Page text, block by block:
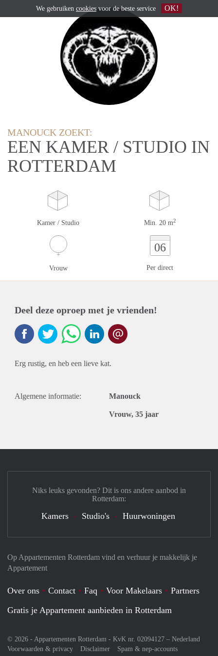
MANOUCK ZOEKT:
EEN KAMER / STUDIO IN
ROTTERDAM
Kamer / Studio Min. 20 m2
Vrouw
06
Per direct
Deel deze oproep met je vrienden!
Erg rustig, en heb een lieve kat.
Algemene informatie: Manouck
Vrouw, 35 jaar
Op Appartementen Rotterdam vind en verhuur je makkelijk je
Appartement
Over ons Contact Faq Voor Makelaars
Partners
Gratis je Appartement aanbieden in Rotterdam
© 2026 - Appartementen Rotterdam - KvK nr. 02094127 – Nederland
Voorwaarden & privacy
Disclaimer
Spam & nep-accounts
Niks leuks gevonden? Dit is ons andere aanbod in
Rotterdam:
Kamers Studio's Huurwoningen
We gebruiken cookiesvoor de beste service OK!